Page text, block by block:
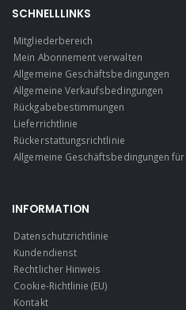
SCHNELLLINKS
Mitgliederbereich
Mein Abonnement verwalten
Allgemeine Geschäftsbedingungen
Allgemeine Verkaufsbedingungen
Rückgabebestimmungen
Lieferrichtlinie
Rückerstattungsrichtlinie
Allgemeine Geschäftsbedingungen
INFORMATION
Datenschutzrichtlinie
Kundendienst
Rechtlicher Hinweis
Cookie-Richtlinie (EU)
Kontakt